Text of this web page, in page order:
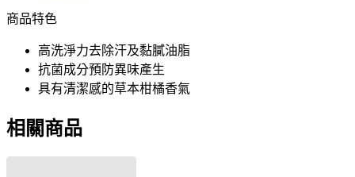
商品特色
高洗淨力去除汗及黏膩油脂
抗菌成分預防異味產生
具有清潔感的草本柑橘香氣
相關商品